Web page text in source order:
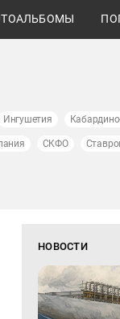
Ингушетия
СКФО
НОВОСТИ